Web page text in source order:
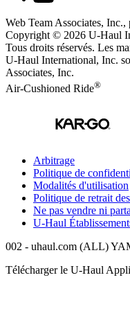
Web Team Associates,
Copyright © 2026 U-Haul
Tous droits réservés. Les
U-Haul International, Inc.
Associates, Inc.
Air-Cushioned Ride®
Arbitrage
Politique de
Modalités d'utilisation
Politique de retrait
Ne pas vendre ni
U-Haul
002 - uhaul.com (ALL)
Télécharger le U-Haul Appli